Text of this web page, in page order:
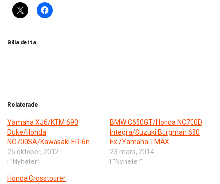
Gilla detta:
Relaterade
Yamaha XJ6/KTM 690
Duke/Honda
NC700SA/Kawasaki ER-6n
25 oktober, 2012
I ”Nyheter”
BMW C650GT/Honda NC700D
Integra/Suzuki Burgman 650
Ex./Yamaha TMAX
23 mars, 2014
I ”Nyheter”
Honda Crosstourer